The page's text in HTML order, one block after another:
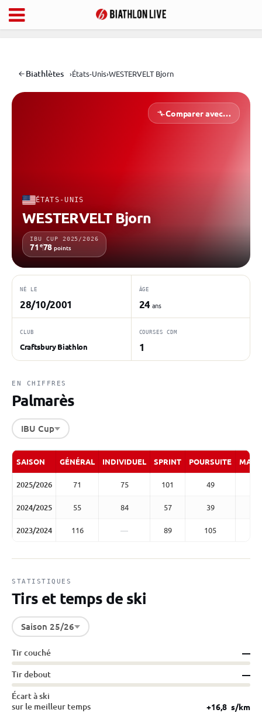
Biathlètes ›États-Unis›WESTERVELT Bjorn
ÉTATS-UNIS
WESTERVELT Bjorn
IBU CUP 2025/2026
71 e78 points
Comparer avec…
NÉ LE
28/10/2001
ÂGE
24 ans
CLUB
Craftsbury Biathlon
COURSES CDM
1
EN CHIFFRES
Palmarès
IBU Cup
SAISON GÉNÉRAL INDIVIDUEL SPRINT POURSUITE
2025/2026 71 75 101 49
2024/2025 55 84 57 39
2023/2024 116 — 89 105
STATISTIQUES
Tirs et temps de ski
Saison 25/26
Tir couché —
Tir debout —
Écart à ski
sur le meilleur temps
+16,8 s/km